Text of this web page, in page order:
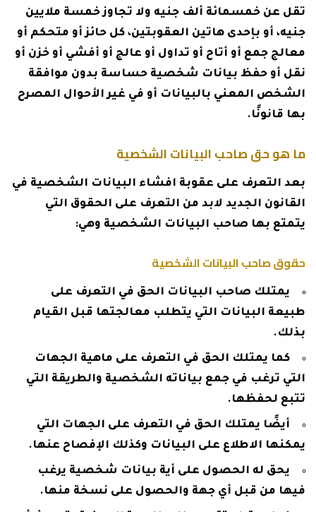
تقل عن خمسمائة ألف جنيه ولا تجاوز خمسة ملايين
جنيه، أو بإحدى هاتين العقوبتين، كل حائز أو متحكم أو
معالج جمع أو أتاح أو تداول أو عالج أو أفشي أو خزن أو
نقل أو حفظ بيانات شخصية حساسة بدون موافقة
الشخص المعني بالبيانات أو في غير الأحوال المصرح
بها قانونًا.
ما هو حق صاحب البيانات الشخصية
بعد التعرف على عقوبة افشاء البيانات الشخصية في
القانون الجديد لابد من التعرف على الحقوق التي
يتمتع بها صاحب البيانات الشخصية وهي:
حقوق صاحب البيانات الشخصية
يمتلك صاحب البيانات الحق في التعرف على
طبيعة البيانات التي يتطلب معالجتها قبل القيام
بذلك.
كما يمتلك الحق في التعرف على ماهية الجهات
التي ترغب في جمع بياناته الشخصية والطريقة التي
تتبع لحفظها.
أيضًا يمتلك الحق في التعرف على الجهات التي
يمكنها الاطلاع على البيانات وكذلك الإفصاح عنها.
يحق له الحصول على أية بيانات شخصية يرغب
فيها من قبل أي جهة والحصول على نسخة منها.